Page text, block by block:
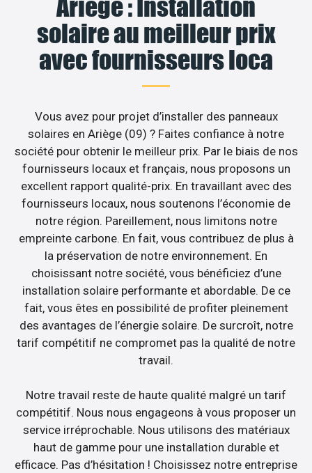
Ariège : Installation
solaire au meilleur prix
avec fournisseurs loca
Vous avez pour projet d’installer des panneaux
solaires en Ariège (09) ? Faites confiance à notre
société pour obtenir le meilleur prix. Par le biais de nos
fournisseurs locaux et français, nous proposons un
excellent rapport qualité-prix. En travaillant avec des
fournisseurs locaux, nous soutenons l’économie de
notre région. Pareillement, nous limitons notre
empreinte carbone. En fait, vous contribuez de plus à
la préservation de notre environnement. En
choisissant notre société, vous bénéficiez d’une
installation solaire performante et abordable. De ce
fait, vous êtes en possibilité de profiter pleinement
des avantages de l’énergie solaire. De surcroît, notre
tarif compétitif ne compromet pas la qualité de notre
travail.
Notre travail reste de haute qualité malgré un tarif
compétitif. Nous nous engageons à vous proposer un
service irréprochable. Nous utilisons des matériaux
haut de gamme pour une installation durable et
efficace. Pas d’hésitation ! Choisissez notre entreprise